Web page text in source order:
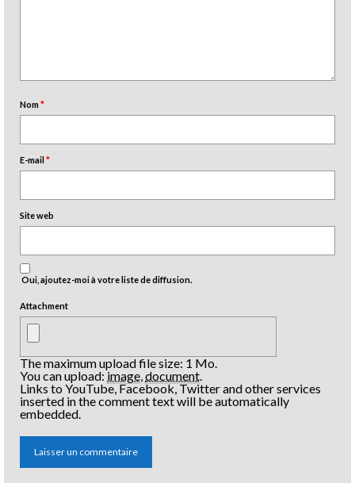
Nom*
E-mail*
Site web
Oui, ajoutez-moi à votre liste de diffusion.
Attachment
The maximum upload file size: 1 Mo.
You can upload:image document
Links to YouTube, Facebook, Twitter and other services
inserted in the comment text will be automatically
embedded.